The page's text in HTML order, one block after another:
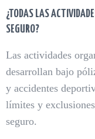
¿TODAS LAS
SEGURO?
Las actividades
desarrollan bajo
y accidentes
límites y
seguro.